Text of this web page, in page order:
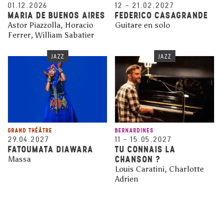
01.12.2026
MARIA DE BUENOS AIRES
Astor Piazzolla, Horacio
Ferrer, William Sabatier
12 – 21.02.2027
FEDERICO CASAGRANDE
Guitare en solo
JAZZ
GRAND THÉÂTRE
29.04.2027
FATOUMATA DIAWARA
Massa
JAZZ
BERNARDINES
11 – 15.05.2027
TU CONNAIS LA
CHANSON ?
Louis Caratini, Charlotte
Adrien